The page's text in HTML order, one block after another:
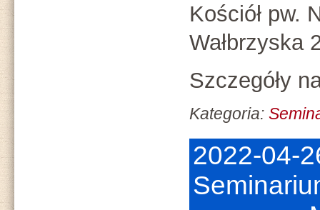
Kościół pw.
Wałbrzyska
Szczegóły
Kategoria:
2022-04-